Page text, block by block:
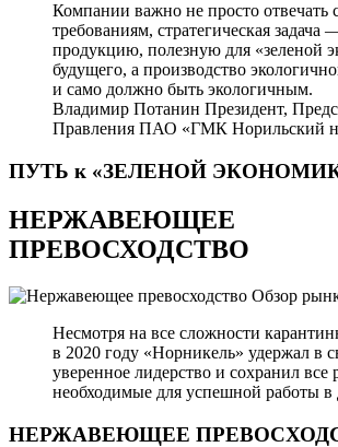
Компании важно не просто отвечать
требованиям, стратегическая задача
продукцию, полезную для «зеленой
будущего, а производство
и само должно быть экологичным.
Владимир Потанин Президент,
Правления ПАО «ГМК Норильский
ПУТЬ к «ЗЕЛЕНОЙ
НЕРЖАВЕЮЩЕЕ
ПРЕВОСХОДСТВО
Обзор
Несмотря на все сложности
в 2020 году «Норникель» удержал в
уверенное лидерство и сохранил все
необходимые для успешной работы в
НЕРЖАВЕЮЩЕЕ